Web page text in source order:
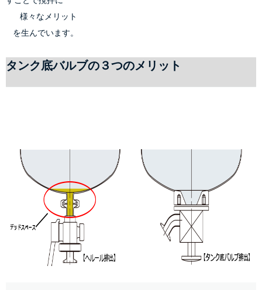
        様々なメリット
    を生んでいます。
タンク底バルブの３つのメリット